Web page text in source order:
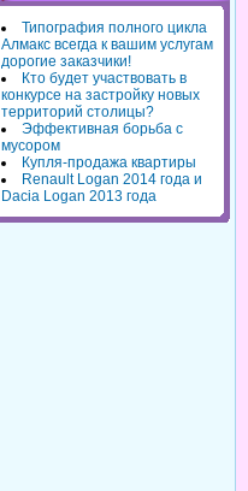
Типография полного цикла
Алмакс всегда к вашим услугам
дорогие заказчики!
Кто будет участвовать в
конкурсе на застройку новых
территорий столицы?
Эффективная борьба с
мусором
Купля-продажа квартиры
Renault Logan 2014 года и
Dacia Logan 2013 года